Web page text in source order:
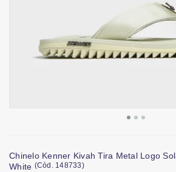
Chinelo Kenner Kivah Tira Metal Logo
White (Cód. 148733)